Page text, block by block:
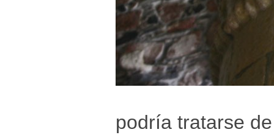
podría tratarse